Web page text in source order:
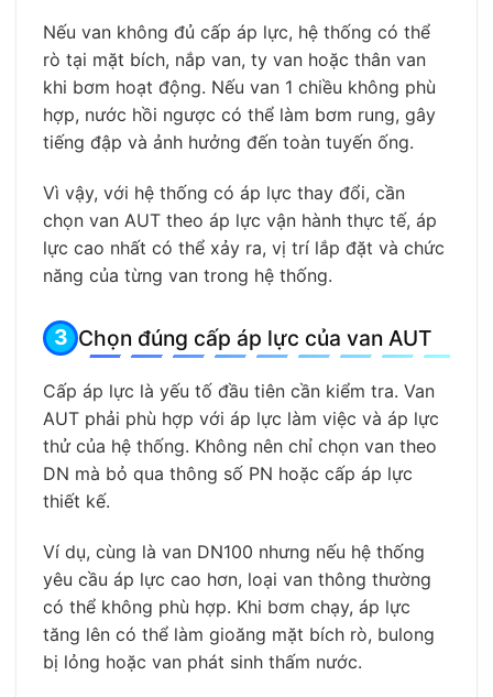
Nếu van không đủ cấp áp lực, hệ thống có thể
rò tại mặt bích, nắp van, ty van hoặc thân van
khi bơm hoạt động. Nếu van 1 chiều không phù
hợp, nước hồi ngược có thể làm bơm rung, gây
tiếng đập và ảnh hưởng đến toàn tuyến ống.
Vì vậy, với hệ thống có áp lực thay đổi, cần
chọn van AUT theo áp lực vận hành thực tế, áp
lực cao nhất có thể xảy ra, vị trí lắp đặt và chức
năng của từng van trong hệ thống.
Chọn đúng cấp áp lực của van AUT
Cấp áp lực là yếu tố đầu tiên cần kiểm tra. Van
AUT phải phù hợp với áp lực làm việc và áp lực
thử của hệ thống. Không nên chỉ chọn van theo
DN mà bỏ qua thông số PN hoặc cấp áp lực
thiết kế.
Ví dụ, cùng là van DN100 nhưng nếu hệ thống
yêu cầu áp lực cao hơn, loại van thông thường
có thể không phù hợp. Khi bơm chạy, áp lực
tăng lên có thể làm gioăng mặt bích rò, bulong
bị lỏng hoặc van phát sinh thấm nước.